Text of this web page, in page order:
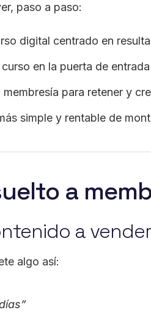
paso a paso:
digital centrado en
en la puerta de
para retener y
simple y rentable de
a
a
algo así: